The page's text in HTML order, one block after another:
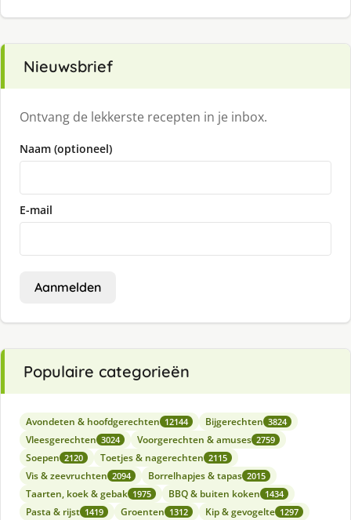
Nieuwsbrief
Ontvang de lekkerste recepten in je inbox.
Naam (optioneel)
E-mail
Aanmelden
Populaire categorieën
Avondeten & hoofdgerechten 12144 Bijgerechten 3824
Vleesgerechten 3024 Voorgerechten & amuses 2759
Soepen 2120 Toetjes & nagerechten 2115
Vis & zeevruchten 2094 Borrelhapjes & tapas 2015
Taarten, koek & gebak 1975 BBQ & buiten koken 1434
Pasta & rijst 1419 Groenten 1312 Kip & gevogelte 1297